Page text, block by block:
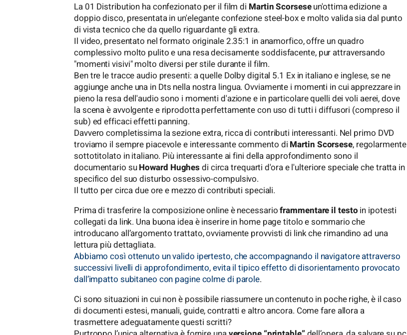
La 01 Distribution ha confezionato per il film di Martin Scorseseun'ottima edizione a
doppio disco, presentata in un'elegante confezione steel-box e molto valida sia dal punto
di vista tecnico che da quello riguardante gli extra.
Il video, presentato nel formato originale 2.35:1 in anamorfico, offre un quadro
complessivo molto pulito e una resa decisamente soddisfacente, pur attraversando
"momenti visivi" molto diversi per stile durante il film.
Ben tre le tracce audio presenti: a quelle Dolby digital 5.1 Ex in italiano e inglese, se ne
aggiunge anche una in Dts nella nostra lingua. Ovviamente i momenti in cui apprezzare in
pieno la resa dell'audio sono i momenti d'azione e in particolare quelli dei voli aerei, dove
la scena è avvolgente e riprodotta perfettamente con uso di tutti i diffusori (compreso il
sub) ed efficaci effetti panning.
Davvero completissima la sezione extra, ricca di contributi interessanti. Nel primo DVD
troviamo il sempre piacevole e interessante commento di Martin Scorsese, regolarmente
sottotitolato in italiano. Più interessante ai fini della approfondimento sono il
documentario suHoward Hughes di circa trequarti d'ora e l'ulteriore speciale che tratta in
specifico del suo disturbo ossessivo-compulsivo.
Il tutto per circa due ore e mezzo di contributi speciali.
Prima di trasferire la composizione online è necessarioframmentare il testo in ipotesti
collegati da link. Una buona idea è inserire in home page titolo e sommario che
introducano all’argomento trattato, ovviamente provvisti di link che rimandino ad una
lettura più dettagliata.
Abbiamo così ottenuto un valido ipertesto, che accompagnando il navigatore attraverso
successivi livelli di approfondimento, evita il tipico effetto di disorientamento provocato
dall’impatto subitaneo con pagine colme di parole.
Ci sono situazioni in cui non è possibile riassumere un contenuto in poche righe, è il caso
di documenti estesi, manuali, guide, contratti e altro ancora. Come fare allora a
trasmettere adeguatamente questi scritti?